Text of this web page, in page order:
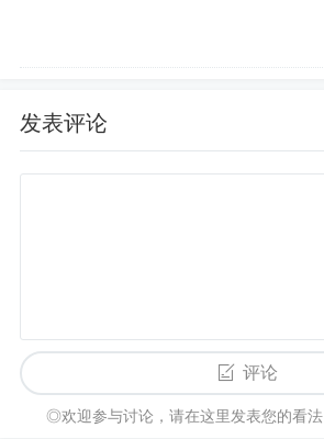
发表评论
评论
◎欢迎参与讨论，请在这里发表您的看法